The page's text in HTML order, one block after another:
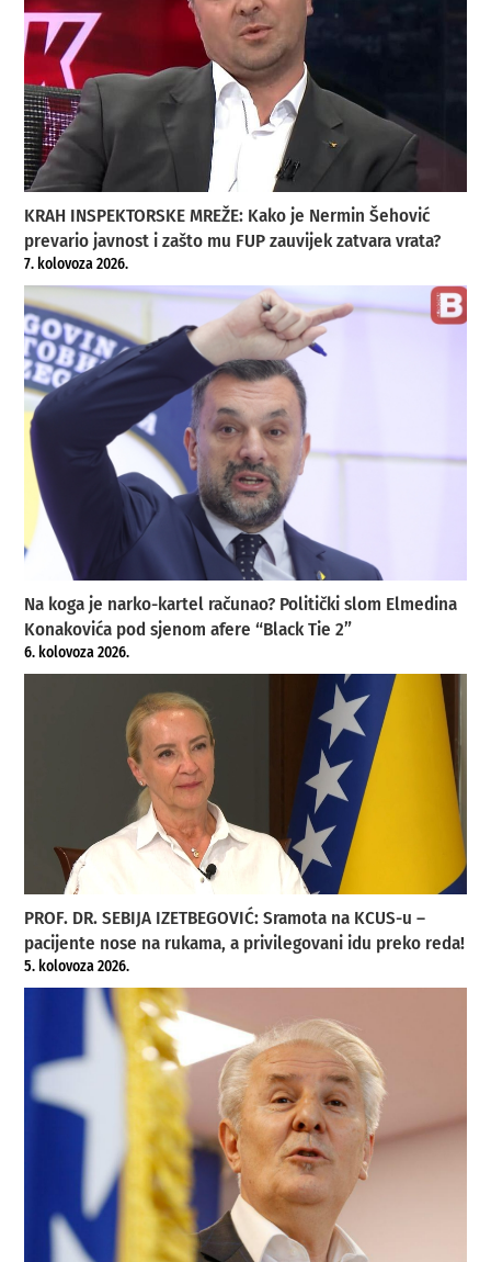
KRAH INSPEKTORSKE MREŽE: Kako je Nermin Šehović
prevario javnost i zašto mu FUP zauvijek zatvara vrata?
7. kolovoza 2026.
Na koga je narko-kartel računao? Politički slom Elmedina
Konakovića pod sjenom afere “Black Tie 2”
6. kolovoza 2026.
PROF. DR. SEBIJA IZETBEGOVIĆ: Sramota na KCUS-u –
pacijente nose na rukama, a privilegovani idu preko reda!
5. kolovoza 2026.